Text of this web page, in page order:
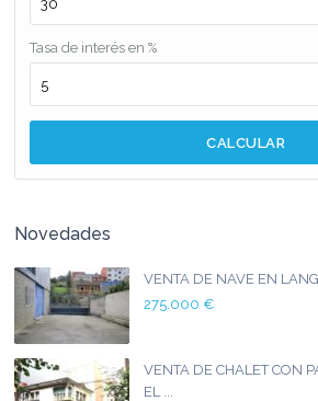
Tasa de interés en %
CALCULAR
Novedades
VENTA DE NAVE EN
275.000 €
VENTA DE CHALET CON
EL ...